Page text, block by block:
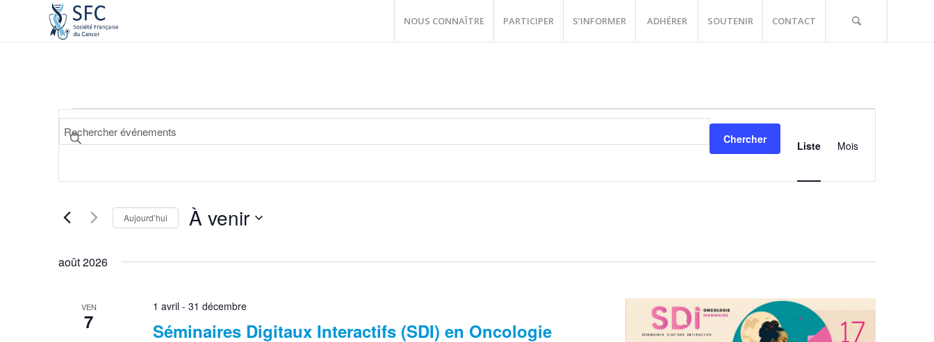
NOUS CONNAÎTRE PARTICIPER S’INFORMER ADHÉRER SOUTENIR CONTACT
Recherche
et
de
Événements
Saisir
mot-
par
mot-
Chercher
vues
Liste Mois
Aujourd’hui À venir
août 2026
VEN
7
Séminaires Digitaux Interactifs (SDI) en Oncologie
1 avril- 31 décembre